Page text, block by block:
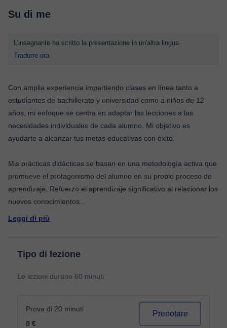
Su di me
L'insegnante ha scritto la presentazione in un'altra lingua
Tradurre ora
Con amplia experiencia impartiendo clases en línea tanto a
estudiantes de bachillerato y universidad como a niños de 12
años, mi enfoque se centra en adaptar las lecciones a las
necesidades individuales de cada alumno. Mi objetivo es
ayudarte a alcanzar tus metas educativas con éxito.
Mis prácticas didácticas se basan en una metodología activa que
promueve el protagonismo del alumno en su propio proceso de
aprendizaje. Refuerzo el aprendizaje significativo al relacionar los
nuevos conocimientos
Leggi di più
Tipo di lezione
Le lezioni durano 60 minuti
Prova di 20 minuti
0 €
Prenotare